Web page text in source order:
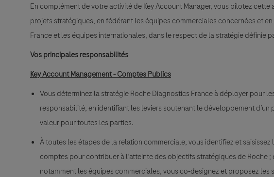
En complément de votre activité de Key Account Manager, vous pilotez
projets stratégiques, en fédérant les équipes commerciales concernées et
France et les équipes internationales, dans le respect de la stratégie définie
Vos principales responsabilités
Key Account Management - Comptes Publics
Vous déterminez la stratégie Roche Diagnostics France à déployer pour
responsabilité, en identifiant les leviers soutenant le développement
valeur pour toutes les parties.
À toutes les étapes de la relation commerciale, vous identifiez et
comptes pour contribuer à l’atteinte des objectifs stratégiques de Roche
notamment les équipes commerciales, vous co-designez et proposez les